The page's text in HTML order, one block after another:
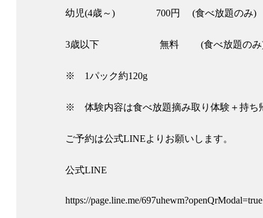
幼児(4歳～) 700円 (食べ放題のみ)
3歳以下 無料 (食べ放題のみ
※ 1パック約120g
※ 体験内容は食べ放題摘み取り体験＋持ち
ご予約は公式LINEよりお願いします。
公式LINE
https://page.line.me/697uhewm?openQrModal=true